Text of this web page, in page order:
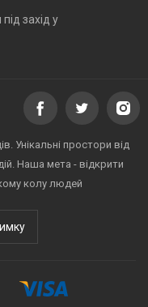
захід у
Унікальні простори від
Наша мета - відкрити
колу людей